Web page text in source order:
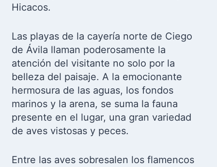
Hicacos.
Las playas de la cayería norte de Ciego
de Ávila llaman poderosamente la
atención del visitante no solo por la
belleza del paisaje. A la emocionante
hermosura de las aguas, los fondos
marinos y la arena, se suma la fauna
presente en el lugar, una gran variedad
de aves vistosas y peces.
Entre las aves sobresalen los flamencos